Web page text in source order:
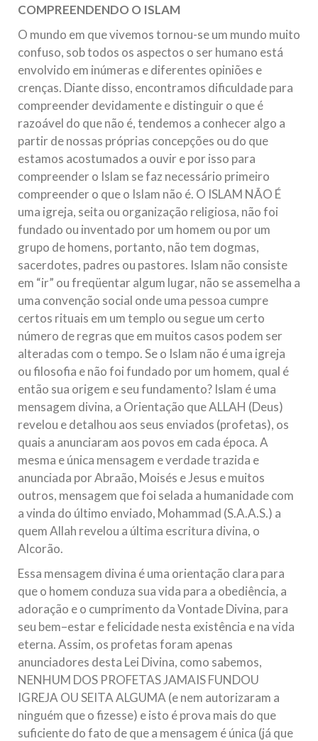
COMPREENDENDO O ISLAM
O mundo em que vivemos tornou-se um mundo muito
confuso, sob todos os aspectos o ser humano está
envolvido em inúmeras e diferentes opiniões e
crenças. Diante disso, encontramos dificuldade para
compreender devidamente e distinguir o que é
razoável do que não é, tendemos a conhecer algo a
partir de nossas próprias concepções ou do que
estamos acostumados a ouvir e por isso para
compreender o Islam se faz necessário primeiro
compreender o que o Islam não é. O ISLAM NÃO É
uma igreja, seita ou organização religiosa, não foi
fundado ou inventado por um homem ou por um
grupo de homens, portanto, não tem dogmas,
sacerdotes, padres ou pastores. Islam não consiste
em “ir” ou freqüentar algum lugar, não se assemelha a
uma convenção social onde uma pessoa cumpre
certos rituais em um templo ou segue um certo
número de regras que em muitos casos podem ser
alteradas com o tempo. Se o Islam não é uma igreja
ou filosofia e não foi fundado por um homem, qual é
então sua origem e seu fundamento? Islam é uma
mensagem divina, a Orientação que ALLAH (Deus)
revelou e detalhou aos seus enviados (profetas), os
quais a anunciaram aos povos em cada época. A
mesma e única mensagem e verdade trazida e
anunciada por Abraão, Moisés e Jesus e muitos
outros, mensagem que foi selada a humanidade com
a vinda do último enviado, Mohammad (S.A.A.S.) a
quem Allah revelou a última escritura divina, o
Alcorão.
Essa mensagem divina é uma orientação clara para
que o homem conduza sua vida para a obediência, a
adoração e o cumprimento da Vontade Divina, para
seu bem–estar e felicidade nesta existência e na vida
eterna. Assim, os profetas foram apenas
anunciadores desta Lei Divina, como sabemos,
NENHUM DOS PROFETAS JAMAIS FUNDOU
IGREJA OU SEITA ALGUMA (e nem autorizaram a
ninguém que o fizesse) e isto é prova mais do que
suficiente do fato de que a mensagem é única (já que